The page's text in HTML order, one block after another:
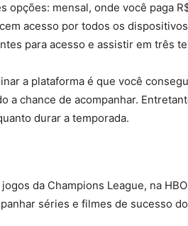
opções: mensal, onde você paga
acesso por todos os
para acesso e assistir em três
a plataforma é que você
a chance de acompanhar.
durar a temporada.
da Champions League, na
séries e filmes de sucesso